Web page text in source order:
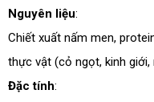
Nguyên liệu:
Chiết xuất nấm men,
thực vật (cỏ ngọt, kinh giới,
Đặc tính: